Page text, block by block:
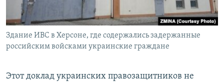
Здание ИВС в Херсоне, где содержались задержанные
российским войсками украинские граждане
Этот доклад украинских правозащитников не